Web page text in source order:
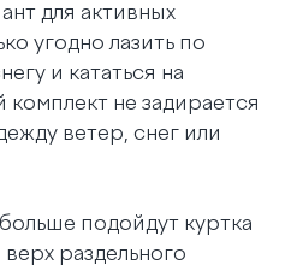
для активных
угодно лазить по
и кататься на
не задирается
ветер, снег или
подойдут куртка
раздельного